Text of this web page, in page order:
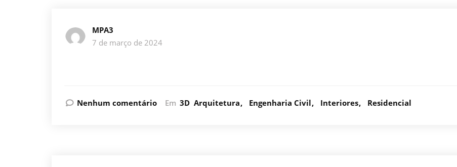
MPA3
7 de março de 2024
Nenhum comentário Em 3D Arquitetura Engenharia Civil Interiores Residencial